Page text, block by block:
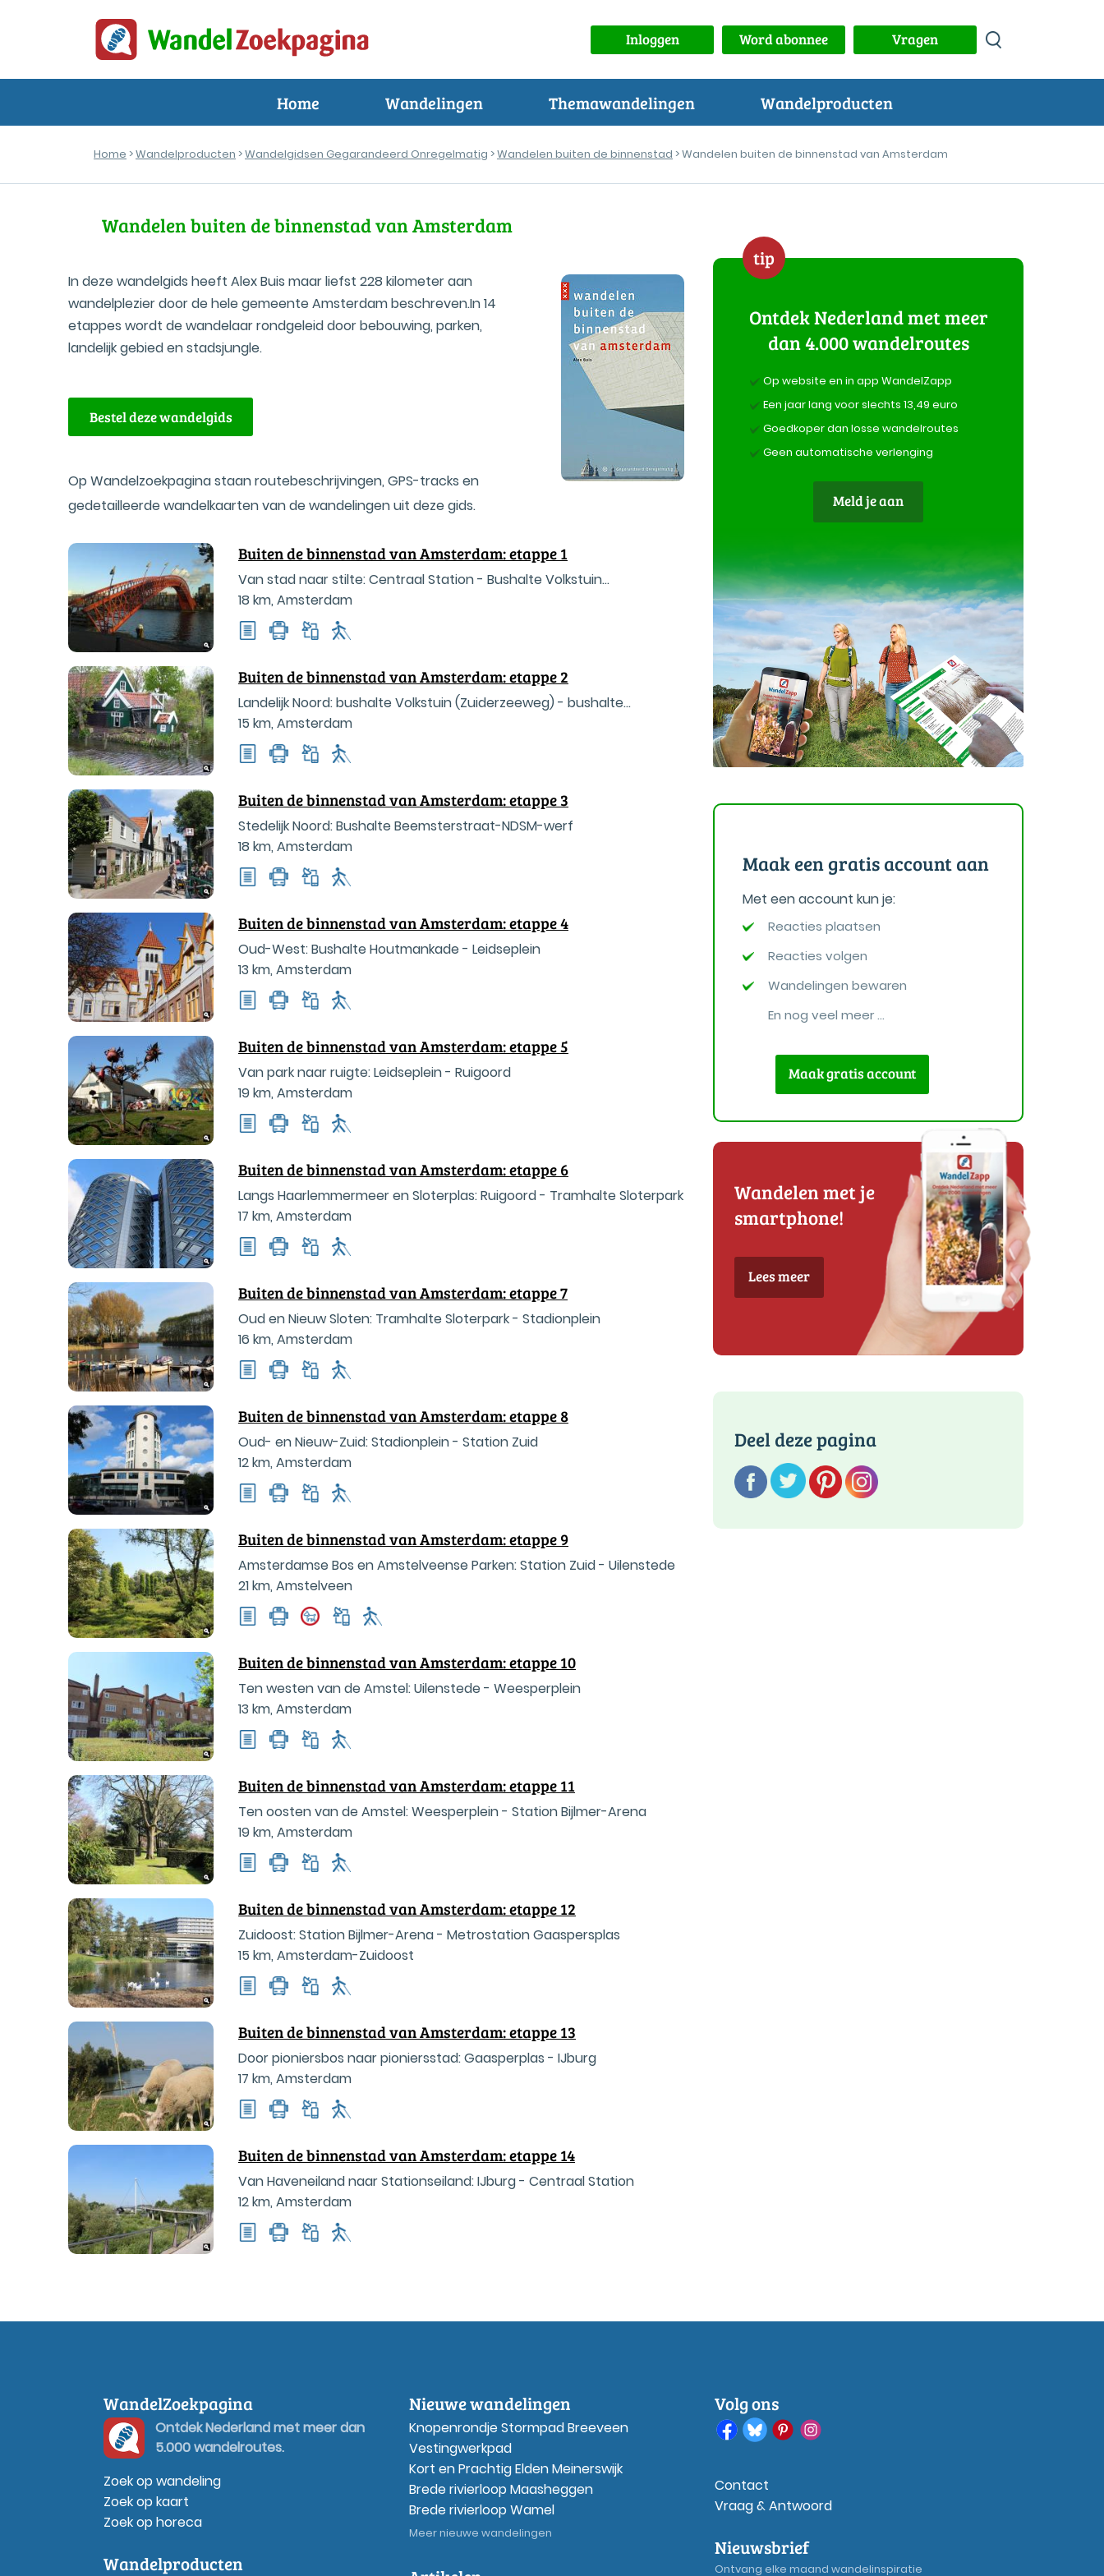
Inloggen Word abonnee Vragen
Home Wandelingen Themawandelingen Wandelproducten
Home >Wandelproducten >Wandelgidsen Gegarandeerd Onregelmatig >Wandelen buiten de binnenstad > Wandelen buiten de binnenstad van Amsterdam
Wandelen buiten de binnenstad van Amsterdam
In deze wandelgids heeft Alex Buis maar liefst 228 kilometer aan
wandelplezier door de hele gemeente Amsterdam beschreven.In 14
etappes wordt de wandelaar rondgeleid door bebouwing, parken,
landelijk gebied en stadsjungle.
Bestel deze wandelgids
Op Wandelzoekpagina staan routebeschrijvingen, GPS-tracks en
gedetailleerde wandelkaarten van de wandelingen uit deze gids.
Buiten de binnenstad van Amsterdam: etappe 1
Van stad naar stilte: Centraal Station - Bushalte Volkstuin
(Zuiderzeeweg)
18 km, Amsterdam
Buiten de binnenstad van Amsterdam: etappe 2
Landelijk Noord: bushalte Volkstuin (Zuiderzeeweg) - bushalte
Beemsterstraat
15 km, Amsterdam
Buiten de binnenstad van Amsterdam: etappe 3
Stedelijk Noord: Bushalte Beemsterstraat-NDSM-werf
18 km, Amsterdam
Buiten de binnenstad van Amsterdam: etappe 4
Oud-West: Bushalte Houtmankade - Leidseplein
13 km, Amsterdam
Buiten de binnenstad van Amsterdam: etappe 5
Van park naar ruigte: Leidseplein - Ruigoord
19 km, Amsterdam
Buiten de binnenstad van Amsterdam: etappe 6
Langs Haarlemmermeer en Sloterplas: Ruigoord - Tramhalte Sloterpark
17 km, Amsterdam
Buiten de binnenstad van Amsterdam: etappe 7
Oud en Nieuw Sloten: Tramhalte Sloterpark - Stadionplein
16 km, Amsterdam
Buiten de binnenstad van Amsterdam: etappe 8
Oud- en Nieuw-Zuid: Stadionplein - Station Zuid
12 km, Amsterdam
Buiten de binnenstad van Amsterdam: etappe 9
Amsterdamse Bos en Amstelveense Parken: Station Zuid - Uilenstede
21 km, Amstelveen
Buiten de binnenstad van Amsterdam: etappe 10
Ten westen van de Amstel: Uilenstede - Weesperplein
13 km, Amsterdam
Buiten de binnenstad van Amsterdam: etappe 11
Ten oosten van de Amstel: Weesperplein - Station Bijlmer-Arena
19 km, Amsterdam
Buiten de binnenstad van Amsterdam: etappe 12
Zuidoost: Station Bijlmer-Arena - Metrostation Gaaspersplas
15 km, Amsterdam-Zuidoost
Buiten de binnenstad van Amsterdam: etappe 13
Door pioniersbos naar pioniersstad: Gaasperplas - IJburg
17 km, Amsterdam
Buiten de binnenstad van Amsterdam: etappe 14
Van Haveneiland naar Stationseiland: IJburg - Centraal Station
12 km, Amsterdam
tip
Ontdek Nederland met meer
dan 4.000 wandelroutes
Op website en in app WandelZapp
Een jaar lang voor slechts 13,49 euro
Goedkoper dan losse wandelroutes
Geen automatische verlenging
Meld je aan
Maak een gratis account aan
Met een account kun je:
Reacties plaatsen
Reacties volgen
Wandelingen bewaren
En nog veel meer ...
Maak gratis account
Wandelen met je
smartphone!
Lees meer
Deel deze pagina
WandelZoekpagina
Ontdek Nederland met meer dan
5.000 wandelroutes.
Zoek op wandeling
Zoek op kaart
Zoek op horeca
Wandelproducten
Nieuwe wandelingen
Knopenrondje Stormpad Breeveen
Vestingwerkpad
Kort en Prachtig Elden Meinerswijk
Brede rivierloop Maasheggen
Brede rivierloop Wamel
Meer nieuwe wandelingen
Volg ons
Contact
Vraag & Antwoord
Nieuwsbrief
Ontvang elke maand wandelinspiratie